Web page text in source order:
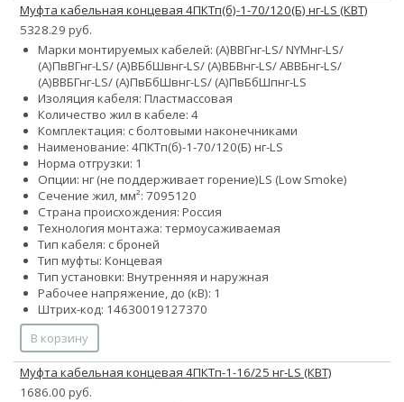
Муфта кабельная концевая 4ПКТп(б)-1-70/120(Б) нг-LS (КВТ)
5328.29 руб.
Марки монтируемых кабелей: (А)ВВГнг-LS/ NYMнг-LS/
(А)ПвВГнг-LS/ (А)ВБбШвнг-LS/ (А)ВБВнг-LS/ АВВБнг-LS/
(А)ВВБГнг-LS/ (А)ПвБбШвнг-LS/ (А)ПвБбШпнг-LS
Изоляция кабеля: Пластмассовая
Количество жил в кабеле: 4
Комплектация: с болтовыми наконечниками
Наименование: 4ПКТп(б)-1-70/120(Б) нг-LS
Норма отгрузки: 1
Опции: нг (не поддерживает горение)LS (Low Smoke)
Сечение жил, мм²: 7095120
Страна происхождения: Россия
Технология монтажа: термоусаживаемая
Тип кабеля: с броней
Тип муфты: Концевая
Тип установки: Внутренняя и наружная
Рабочее напряжение, до (кВ): 1
Штрих-код: 14630019127370
В корзину
Муфта кабельная концевая 4ПКТп-1-16/25 нг-LS (КВТ)
1686.00 руб.